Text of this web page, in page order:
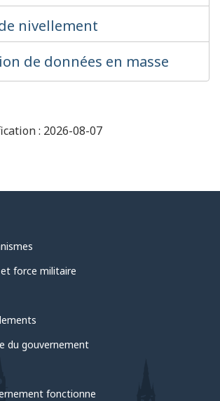
nivellement
de données en masse
: 2026-08-07
force militaire
du gouvernement
fonctionne